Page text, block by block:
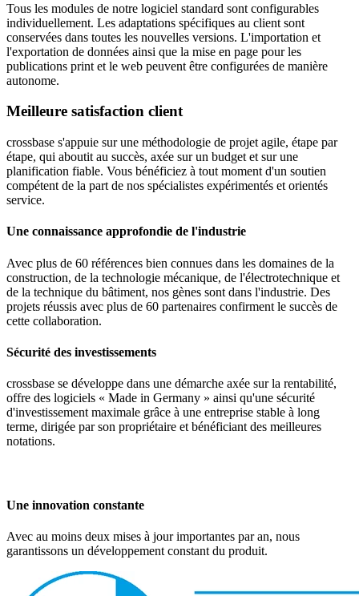
Tous les modules de notre logiciel standard sont configurables
individuellement. Les adaptations spécifiques au client sont
conservées dans toutes les nouvelles versions. L'importation et
l'exportation de données ainsi que la mise en page pour les
publications print et le web peuvent être configurées de manière
autonome.
Meilleure satisfaction client
crossbase s'appuie sur une méthodologie de projet agile, étape par
étape, qui aboutit au succès, axée sur un budget et sur une
planification fiable. Vous bénéficiez à tout moment d'un soutien
compétent de la part de nos spécialistes expérimentés et orientés
service.
Une connaissance approfondie de l'industrie
Avec plus de 60 références bien connues dans les domaines de la
construction, de la technologie mécanique, de l'électrotechnique et
de la technique du bâtiment, nos gènes sont dans l'industrie. Des
projets réussis avec plus de 60 partenaires confirment le succès de
cette collaboration.
Sécurité des investissements
crossbase se développe dans une démarche axée sur la rentabilité,
offre des logiciels « Made in Germany » ainsi qu'une sécurité
d'investissement maximale grâce à une entreprise stable à long
terme, dirigée par son propriétaire et bénéficiant des meilleures
notations.
Une innovation constante
Avec au moins deux mises à jour importantes par an, nous
garantissons un développement constant du produit.